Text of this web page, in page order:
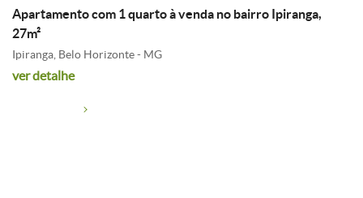
Apartamento com 1 quarto à venda no bairro Ipiranga,
27m²
Ipiranga, Belo Horizonte - MG
ver detalhe